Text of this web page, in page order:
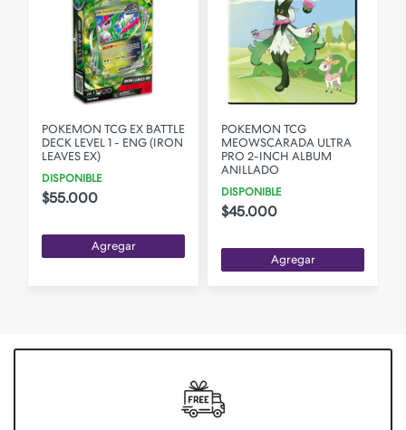
POKEMON TCG EX BATTLE
DECK LEVEL 1 - ENG (IRON
LEAVES EX)
DISPONIBLE
$55.000
Agregar
POKEMON TCG
MEOWSCARADA ULTRA
PRO 2-INCH ALBUM
ANILLADO
DISPONIBLE
$45.000
Agregar